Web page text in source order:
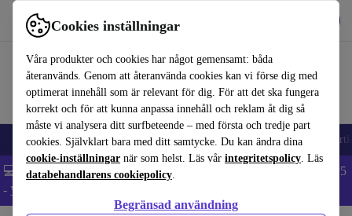
Cookies inställningar
Våra produkter och cookies har något gemensamt: båda
återanvänds. Genom att återanvända cookies kan vi förse dig med
optimerat innehåll som är relevant för dig. För att det ska fungera
korrekt och för att kunna anpassa innehåll och reklam åt dig så
måste vi analysera ditt surfbeteende – med första och tredje part
cookies. Självklart bara med ditt samtycke. Du kan ändra dina
cookie-inställningar när som helst. Läs vår integritetspolicy. Läs
databehandlarens cookiepolicy.
Begränsad användning
Använd refurbed snabbt och enkelt
🎒 Back to school Mobiltelefoner Bärbara datorer Surfplattor
💻 Extra 5% rabatt på alla MacBooks och laptops - Code: LAPTOP5
- Villkor